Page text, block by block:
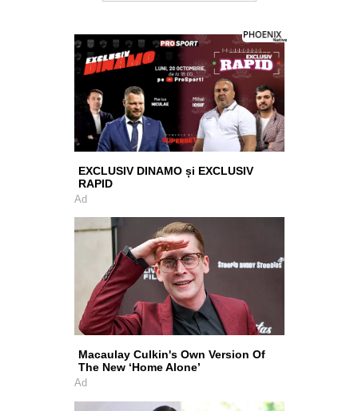
EXCLUSIV DINAMO și EXCLUSIV
RAPID
Ad
Macaulay Culkin's Own Version Of
The New ‘Home Alone’
Ad